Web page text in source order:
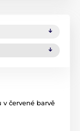
červené barvě